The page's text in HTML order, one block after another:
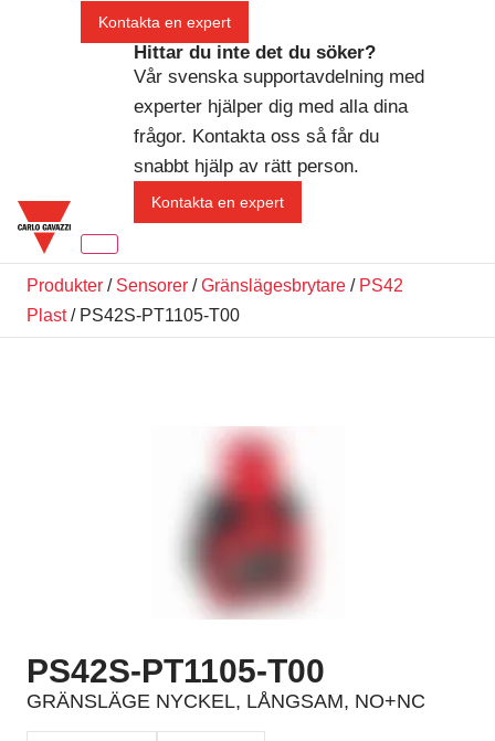
Kontakta en expert
Hittar du inte det du söker?
Vår svenska supportavdelning med
experter hjälper dig med alla dina
frågor. Kontakta oss så får du
snabbt hjälp av rätt person.
Kontakta en expert
Produkter / Sensorer /Gränslägesbrytare / PS42
Plast/ PS42S-PT1105-T00
PS42S-PT1105-T00
GRÄNSLÄGE NYCKEL, LÅNGSAM, NO+NC